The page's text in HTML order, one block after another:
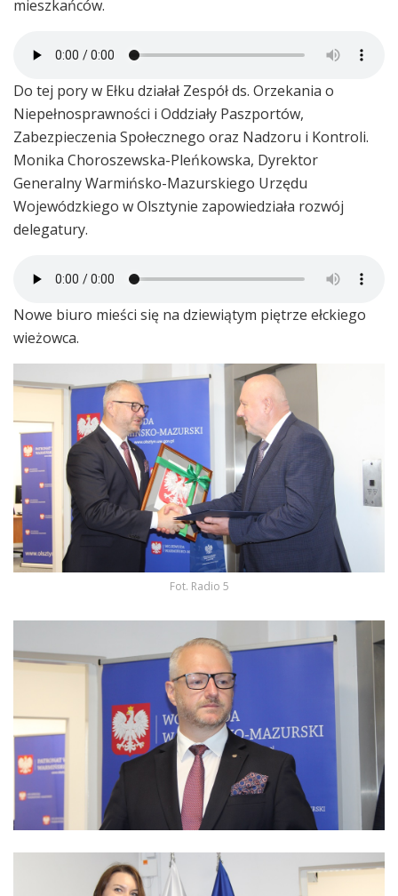
mieszkańców.
Do tej pory w Ełku działał Zespół ds. Orzekania o
Niepełnosprawności i Oddziały Paszportów,
Zabezpieczenia Społecznego oraz Nadzoru i Kontroli.
Monika Choroszewska-Pleńkowska, Dyrektor
Generalny Warmińsko-Mazurskiego Urzędu
Wojewódzkiego w Olsztynie zapowiedziała rozwój
delegatury.
Nowe biuro mieści się na dziewiątym piętrze ełckiego
wieżowca.
Fot. Radio 5